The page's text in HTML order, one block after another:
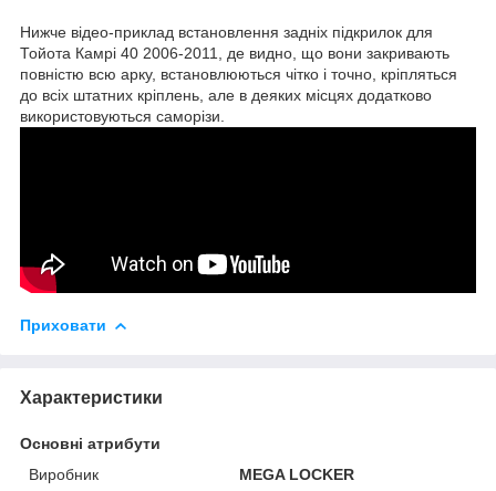
Нижче відео-приклад встановлення задніх підкрилок для
Тойота Камрі 40 2006-2011, де видно, що вони закривають
повністю всю арку, встановлюються чітко і точно, кріпляться
до всіх штатних кріплень, але в деяких місцях додатково
використовуються саморізи.
Приховати
Характеристики
Основні атрибути
Виробник
MEGA LOCKER